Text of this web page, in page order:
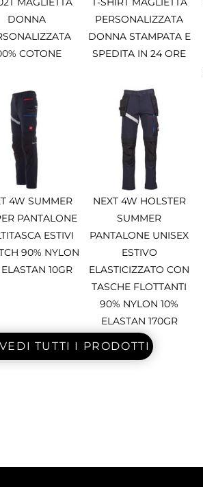
DONNA
COTONE
PERSONALIZZATA
DONNA STAMPATA E
SPEDITA IN 24 ORE
4W SUMMER
PANTALONE
ESTIVI
90% NYLON
ELASTAN 10GR
NEXT 4W HOLSTER
SUMMER
PANTALONE UNISEX
ESTIVO
ELASTICIZZATO CON
TASCHE FLOTTANTI
90% NYLON 10%
ELASTAN 170GR
VEDI TUTTI I PRODOTTI